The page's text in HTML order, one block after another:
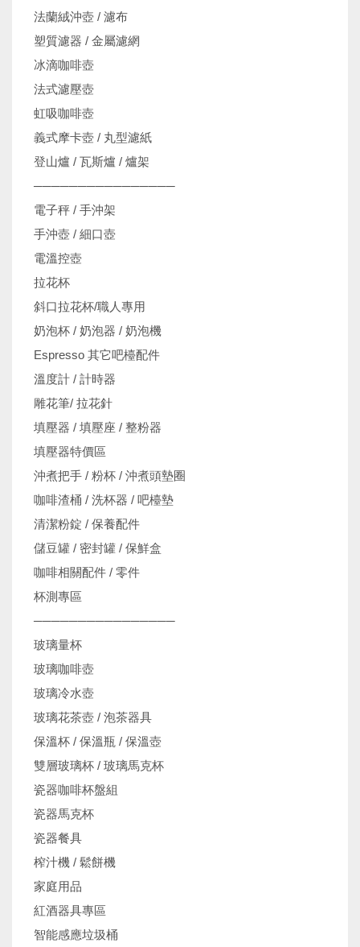
法蘭絨沖壺 / 濾布
塑質濾器 / 金屬濾網
冰滴咖啡壺
法式濾壓壺
虹吸咖啡壺
義式摩卡壺 / 丸型濾紙
登山爐 / 瓦斯爐 / 爐架
────────────────
電子秤 / 手沖架
手沖壺 / 細口壺
電溫控壺
拉花杯
斜口拉花杯/職人專用
奶泡杯 / 奶泡器 / 奶泡機
Espresso 其它吧檯配件
溫度計 / 計時器
雕花筆/ 拉花針
填壓器 / 填壓座 / 整粉器
填壓器特價區
沖煮把手 / 粉杯 / 沖煮頭墊圈
咖啡渣桶 / 洗杯器 / 吧檯墊
清潔粉錠 / 保養配件
儲豆罐 / 密封罐 / 保鮮盒
咖啡相關配件 / 零件
杯測專區
────────────────
玻璃量杯
玻璃咖啡壺
玻璃冷水壺
玻璃花茶壺 / 泡茶器具
保溫杯 / 保溫瓶 / 保溫壺
雙層玻璃杯 / 玻璃馬克杯
瓷器咖啡杯盤組
瓷器馬克杯
瓷器餐具
榨汁機 / 鬆餅機
家庭用品
紅酒器具專區
智能感應垃圾桶